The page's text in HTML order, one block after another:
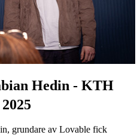
Hedin - KTH
grundare av Lovable fick